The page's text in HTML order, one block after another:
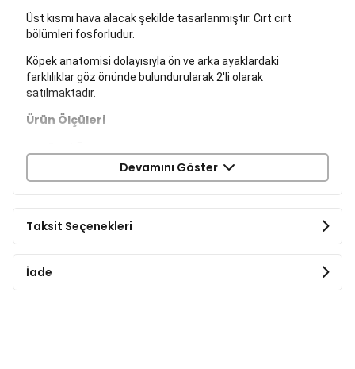
Üst kısmı hava alacak şekilde tasarlanmıştır. Cırt cırt
bölümleri fosforludur.
Köpek anatomisi dolayısıyla ön ve arka ayaklardaki
farklılıklar göz önünde bulundurularak 2'li olarak
satılmaktadır.
Ürün Ölçüleri
Devamını Göster
Taksit Seçenekleri
İade